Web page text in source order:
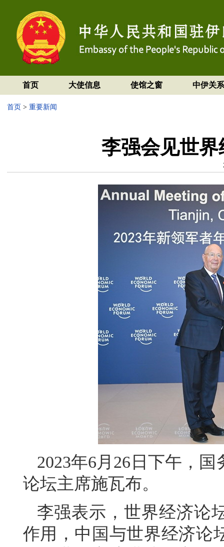
首页 大使信息 使馆之窗 中伊关系
首页 > 重要新闻
李强会见世
2023年6月26日下午，
论坛主席施瓦布。
李强表示，世界经济论
作用，中国与世界经济论